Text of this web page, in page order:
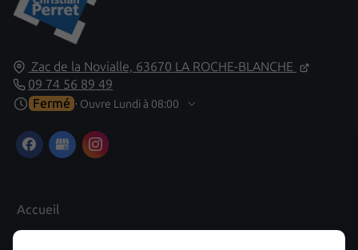
Zac de la Novialle, 63670 LA ROCHE-BLANCHE
09 74 56 89 49
Fermé ⋅ Ouvre Lundi à 08:00
Accueil
Contactez-nous